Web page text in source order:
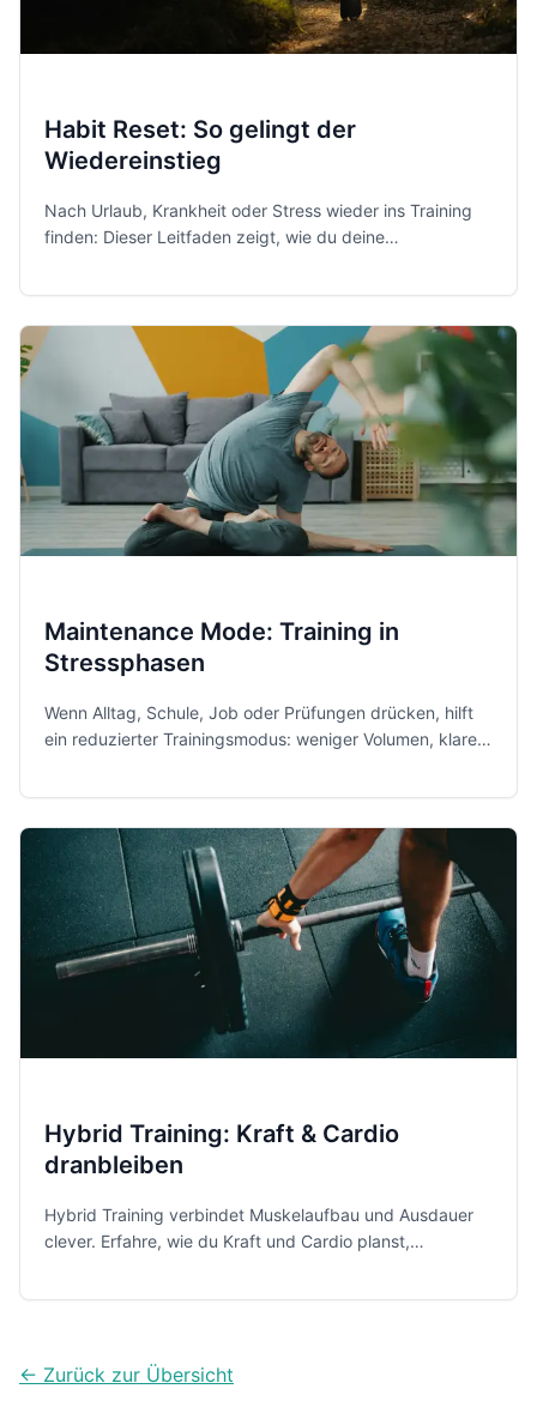
Habit Reset: So gelingt der
Wiedereinstieg
Nach Urlaub, Krankheit oder Stress wieder ins Training
finden: Dieser Leitfaden zeigt, wie du deine
Maintenance Mode: Training in
Stressphasen
Wenn Alltag, Schule, Job oder Prüfungen drücken, hilft
ein reduzierter Trainingsmodus: weniger Volumen, klare
Hybrid Training: Kraft & Cardio
dranbleiben
Hybrid Training verbindet Muskelaufbau und Ausdauer
clever. Erfahre, wie du Kraft und Cardio planst,
← Zurück zur Übersicht